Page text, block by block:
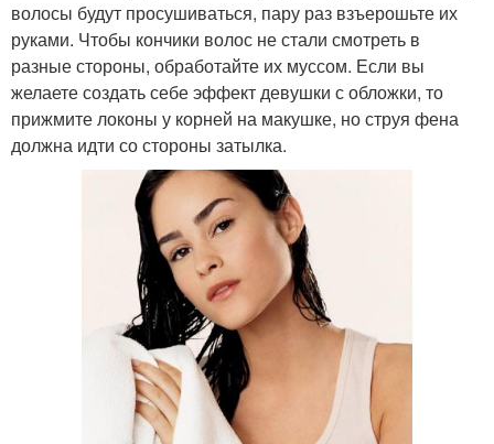
волосы будут просушиваться, пару раз взъерошьте их
руками. Чтобы кончики волос не стали смотреть в
разные стороны, обработайте их муссом. Если вы
желаете создать себе эффект девушки с обложки, то
прижмите локоны у корней на макушке, но струя фена
должна идти со стороны затылка.